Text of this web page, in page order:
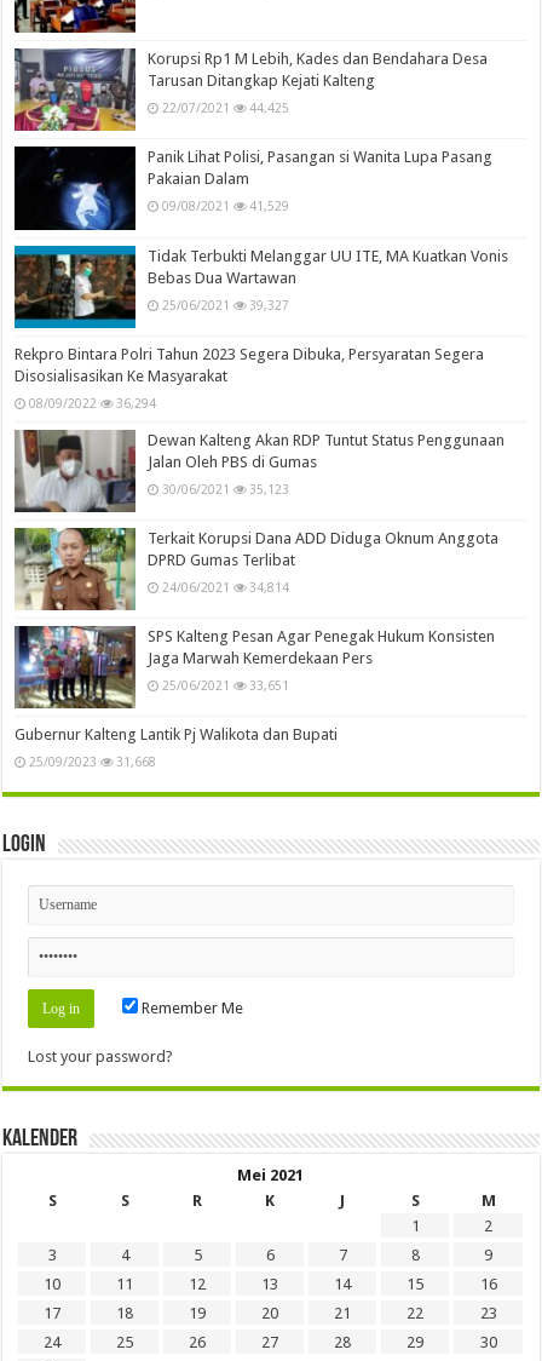
Korupsi Rp1 M Lebih, Kades dan Bendahara Desa
Tarusan Ditangkap Kejati Kalteng
22/07/2021 44,425
Panik Lihat Polisi, Pasangan si Wanita Lupa Pasang
Pakaian Dalam
09/08/2021 41,529
Tidak Terbukti Melanggar UU ITE, MA Kuatkan Vonis
Bebas Dua Wartawan
25/06/2021 39,327
Rekpro Bintara Polri Tahun 2023 Segera Dibuka, Persyaratan Segera
Disosialisasikan Ke Masyarakat
08/09/2022 36,294
Dewan Kalteng Akan RDP Tuntut Status Penggunaan
Jalan Oleh PBS di Gumas
30/06/2021 35,123
Terkait Korupsi Dana ADD Diduga Oknum Anggota
DPRD Gumas Terlibat
24/06/2021 34,814
SPS Kalteng Pesan Agar Penegak Hukum Konsisten
Jaga Marwah Kemerdekaan Pers
25/06/2021 33,651
Gubernur Kalteng Lantik Pj Walikota dan Bupati
25/09/2023 31,668
Login
Remember Me
Lost your password?
Kalender
Mei 2021
S
S R K J S
M
1
2
3
4 5 6 7 8
9
10
11 12 13 14 15
16
17
18 19 20 21 22
23
24
25 26 27 28 29
30